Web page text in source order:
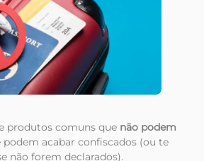
produtos comuns que não podem
podem acabar confiscados (ou te
não forem declarados).